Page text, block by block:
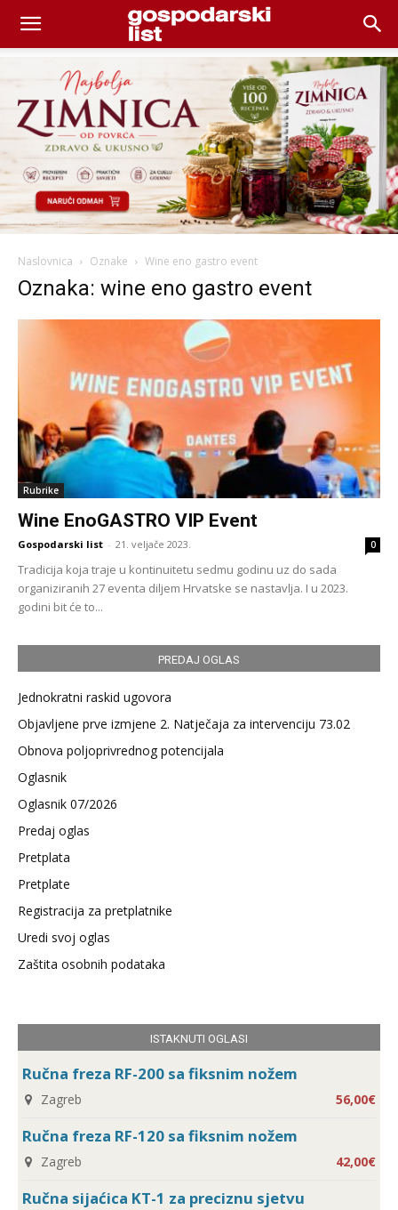
Naslovnica Oznake Wine eno gastro event
Oznaka: wine eno gastro event
Rubrike
Wine EnoGASTRO VIP Event
Gospodarski list - 21. veljače 2023. 0
Tradicija koja traje u kontinuitetu sedmu godinu uz do sada
organiziranih 27 eventa diljem Hrvatske se nastavlja. I u 2023.
godini bit će to...
PREDAJ OGLAS
Jednokratni raskid ugovora
Objavljene prve izmjene 2. Natječaja za intervenciju 73.02
Obnova poljoprivrednog potencijala
Oglasnik
Oglasnik 07/2026
Predaj oglas
Pretplata
Pretplate
Registracija za pretplatnike
Uredi svoj oglas
Zaštita osobnih podataka
ISTAKNUTI OGLASI
Ručna freza RF-200 sa fiksnim nožem
Zagreb 56,00€
Ručna freza RF-120 sa fiksnim nožem
Zagreb 42,00€
Ručna sijaćica KT-1 za preciznu sjetvu